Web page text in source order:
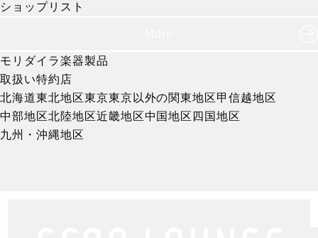
ショップリスト
モリダイラ楽器製品
取扱い特約店
北海道東北地区東京東京以外の関東地区甲信越地区
中部地区北陸地区近畿地区中国地区 四国地区
九州・沖縄地区